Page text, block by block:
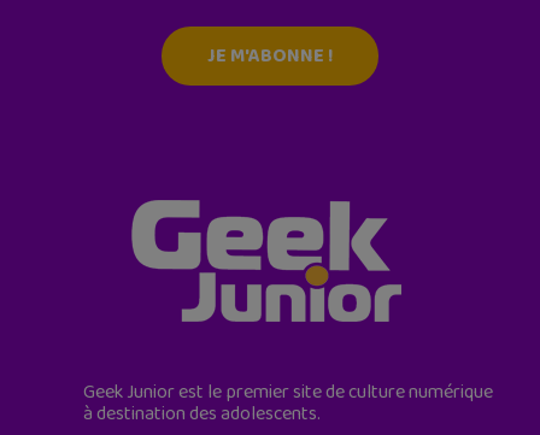
JE M'ABONNE !
Geek Junior est le premier site de culture numérique
à destination des adolescents.